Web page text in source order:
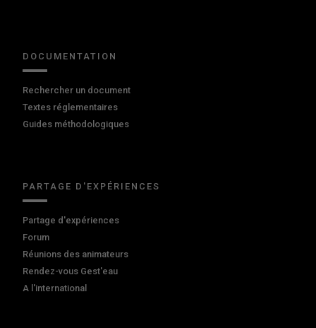
DOCUMENTATION
Rechercher un document
Textes réglementaires
Guides méthodologiques
PARTAGE D'EXPÉRIENCES
Partage d'expériences
Forum
Réunions des animateurs
Rendez-vous Gest'eau
A l'international